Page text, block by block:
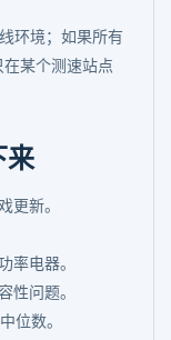
环境；如果所有
某个测速站点
来
更新。
率电器。
性问题。
位数。